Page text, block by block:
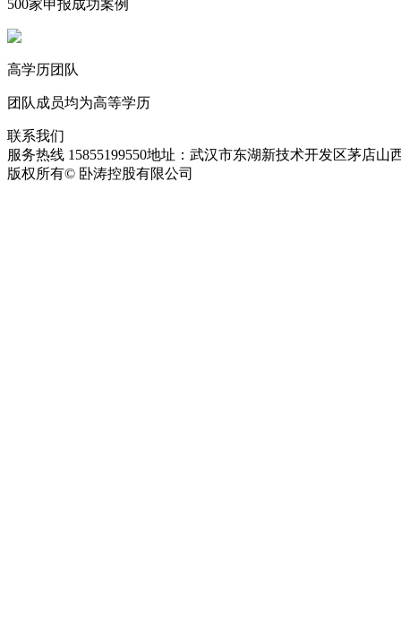
500家申报成功案例
高学历团队
团队成员均为高等学历
联系我们
服务热线 15855199550地址：武汉市东湖新技术开发区茅店山
版权所有© 卧涛控股有限公司